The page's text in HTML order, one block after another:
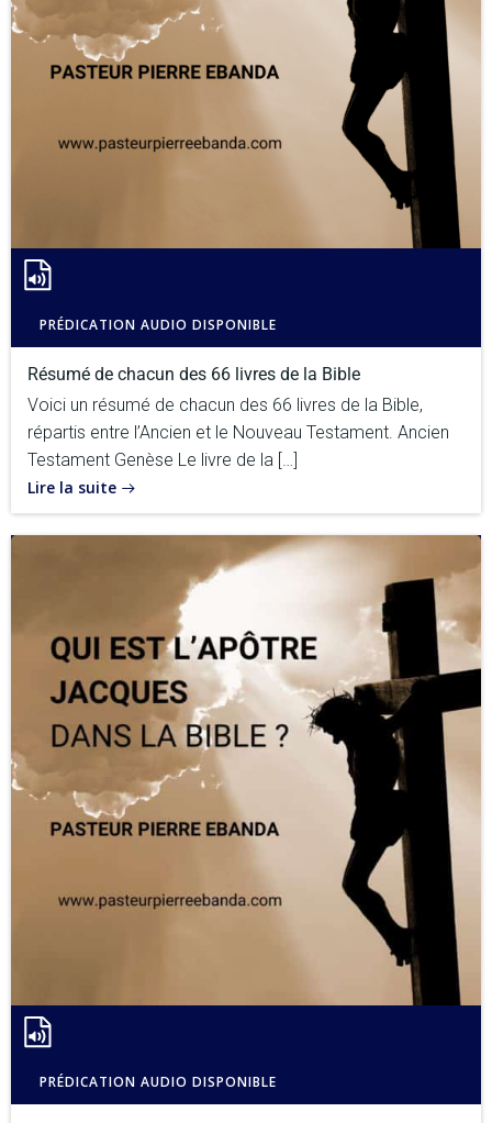
PRÉDICATION AUDIO DISPONIBLE
Résumé de chacun des 66 livres de la Bible
Voici un résumé de chacun des 66 livres de la Bible,
répartis entre l’Ancien et le Nouveau Testament. Ancien
Testament Genèse Le livre de la […]
Lire la suite
PRÉDICATION AUDIO DISPONIBLE